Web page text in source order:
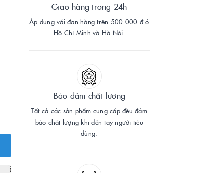
Giao hàng trong 24h
Áp dụng với đơn hàng trên 500.000 đ ở
Hồ Chí Minh và Hà Nội.
Bảo đảm chất lượng
Tất cả các sản phẩm cung cấp đều đảm
bảo chất lượng khi đến tay người tiêu
dùng.